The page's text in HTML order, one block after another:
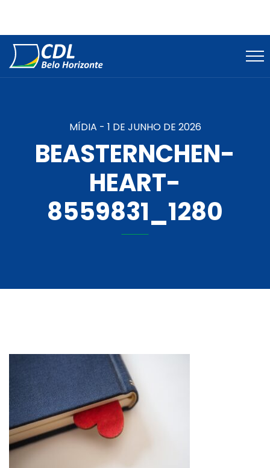
MÍDIA - 1 DE JUNHO DE 2026
BEASTERNCHEN-
HEART-
8559831_1280